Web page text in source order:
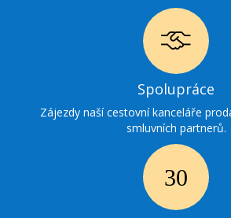
Ikonka
Spolupráce
Zájezdy naší cestovní kanceláře
smluvních partnerů.
30